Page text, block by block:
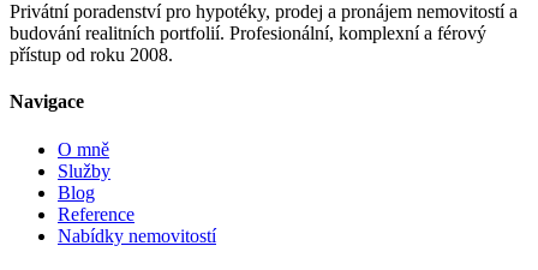
Privátní poradenství pro hypotéky, prodej a pronájem nemovitostí a
budování realitních portfolií. Profesionální, komplexní a férový
přístup od roku 2008.
Navigace
O mně
Služby
Blog
Reference
Nabídky nemovitostí